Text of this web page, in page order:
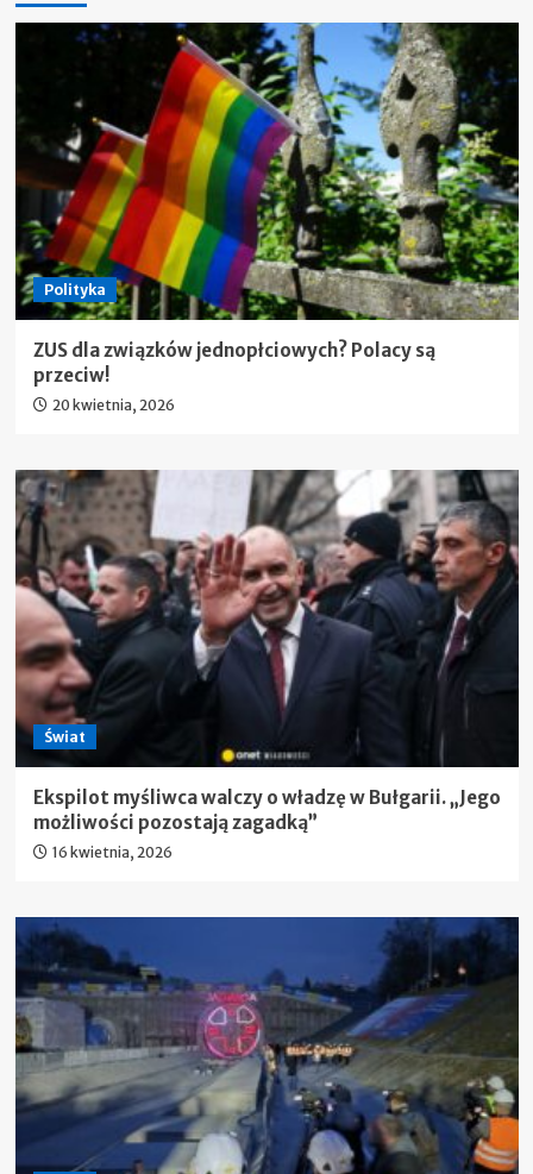
Polityka
ZUS dla związków jednopłciowych? Polacy są
przeciw!
20 kwietnia, 2026
Świat
Ekspilot myśliwca walczy o władzę w Bułgarii. „Jego
możliwości pozostają zagadką”
16 kwietnia, 2026